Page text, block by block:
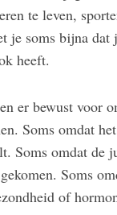
te leven,
je soms bijna
heeft.
er bewust voor
Soms omdat
Soms omdat de
Soms
of